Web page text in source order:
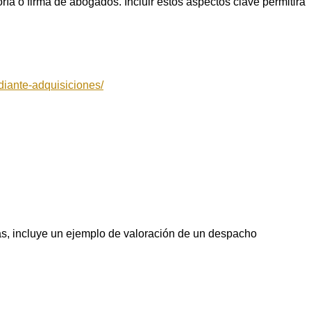
adquisiciones/
incluye un ejemplo de valoración de un despacho